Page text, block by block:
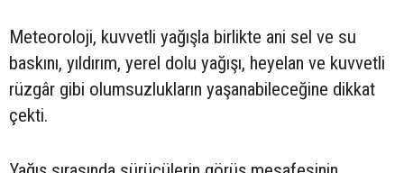
Meteoroloji, kuvvetli yağışla birlikte ani sel ve su
baskını, yıldırım, yerel dolu yağışı, heyelan ve kuvvetli
rüzgâr gibi olumsuzlukların yaşanabileceğine dikkat
çekti.